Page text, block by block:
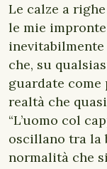
Le calze a
le mie
che, su
guardate
realtà che
“L’uomo col
oscillano tra la
normalità che